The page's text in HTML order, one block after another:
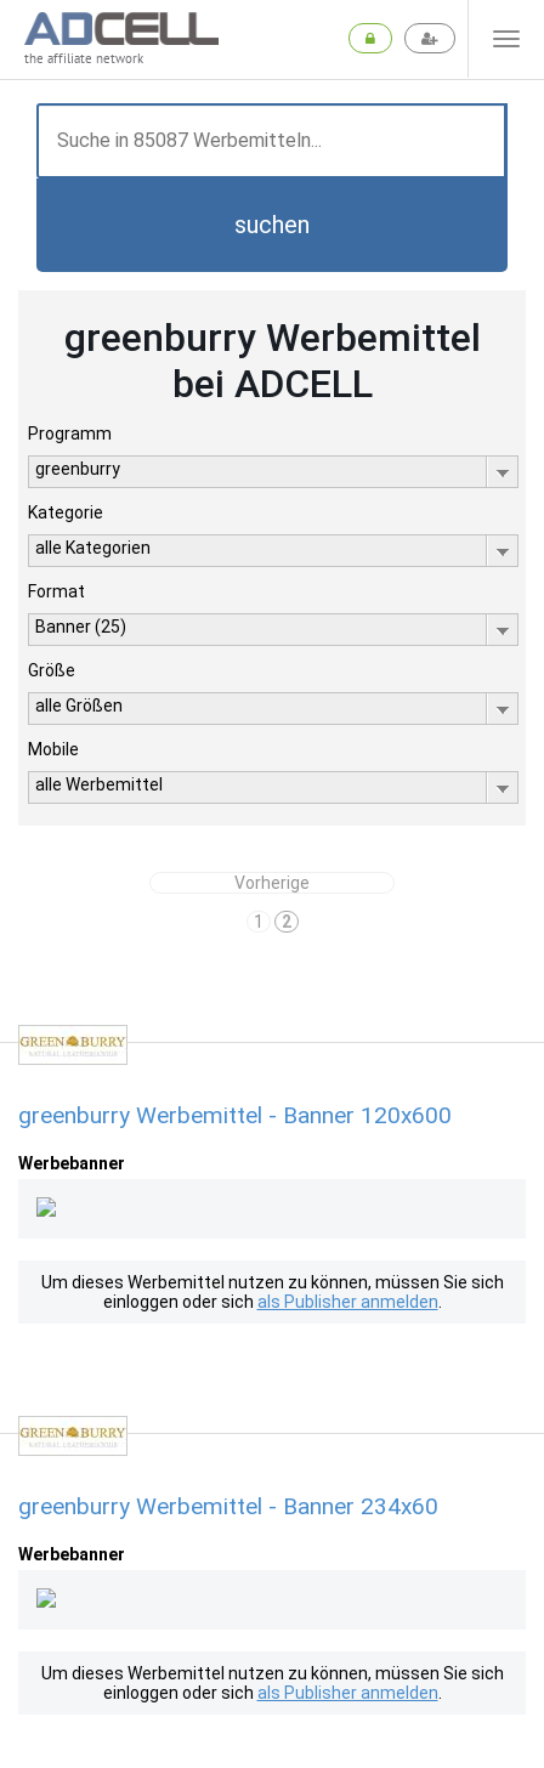
the affiliate network
suchen
greenburry Werbemittel
bei ADCELL
Programm
greenburry
Kategorie
alle Kategorien
Format
Banner (25)
Größe
alle Größen
Mobile
alle Werbemittel
Vorherige
1
2
greenburry Werbemittel - Banner 120x600
Werbebanner
Um dieses Werbemittel nutzen zu können, müssen Sie sich
einloggen oder sich als Publisher anmelden
greenburry Werbemittel - Banner 234x60
Werbebanner
Um dieses Werbemittel nutzen zu können, müssen Sie sich
einloggen oder sich als Publisher anmelden